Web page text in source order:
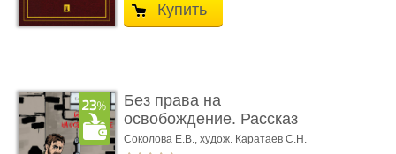
Купить
Без права на
освобождение. Рассказ
Соколова Е.В., худож. Каратаев С.Н.